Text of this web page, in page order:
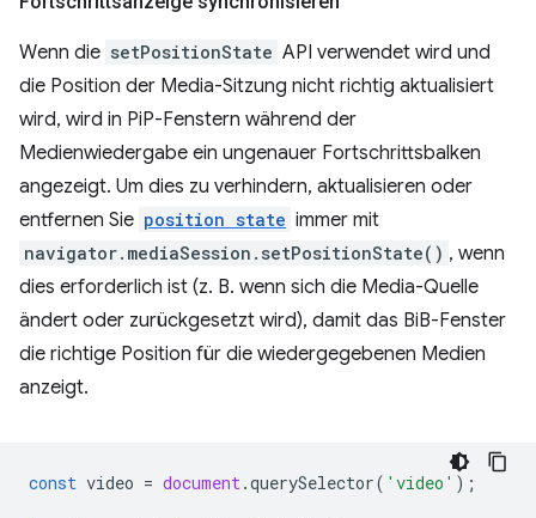
Wenn die setPositionState API verwendet wird und
die Position der Media-Sitzung nicht richtig aktualisiert
wird, wird in PiP-Fenstern während der
Medienwiedergabe ein ungenauer Fortschrittsbalken
angezeigt. Um dies zu verhindern, aktualisieren oder
entfernen Sie position state immer mit
navigator.mediaSession.setPositionState() , wenn
dies erforderlich ist (z. B. wenn sich die Media-Quelle
ändert oder zurückgesetzt wird), damit das BiB-Fenster
die richtige Position für die wiedergegebenen Medien
anzeigt.
const video = document.querySelector( 'video' );